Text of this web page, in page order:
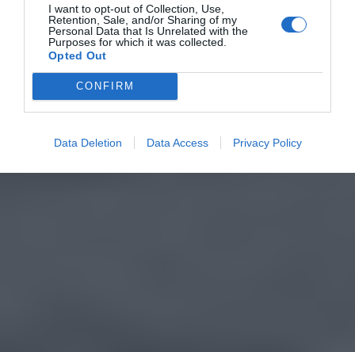
I want to opt-out of Collection, Use,
Retention, Sale, and/or Sharing of my
Personal Data that Is Unrelated with the
Purposes for which it was collected.
Opted Out
CONFIRM
Data Deletion Data Access Privacy Policy